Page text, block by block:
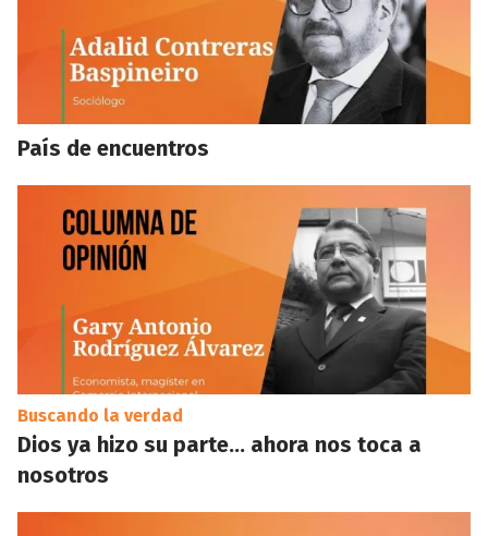
País de encuentros
Buscando la verdad
Dios ya hizo su parte… ahora nos toca a
nosotros